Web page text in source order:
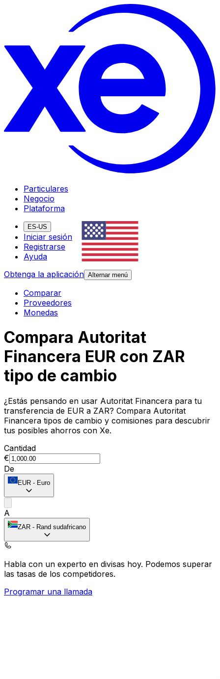
Particulares
Negocio
Plataforma
ES-US
Iniciar sesión
Registrarse
Ayuda
Obtenga la aplicación Alternar menú
Comparar
Proveedores
Monedas
Compara Autoritat
Financera EUR con ZAR
tipo de cambio
¿Estás pensando en usar Autoritat Financera para tu
transferencia de EUR a ZAR? Compara Autoritat
Financera tipos de cambio y comisiones para descubrir
tus posibles ahorros con Xe.
Cantidad
€
De
EUR - Euro
A
ZAR - Rand sudafricano
Habla con un experto en divisas hoy. Podemos superar
las tasas de los competidores.
Programar una llamada